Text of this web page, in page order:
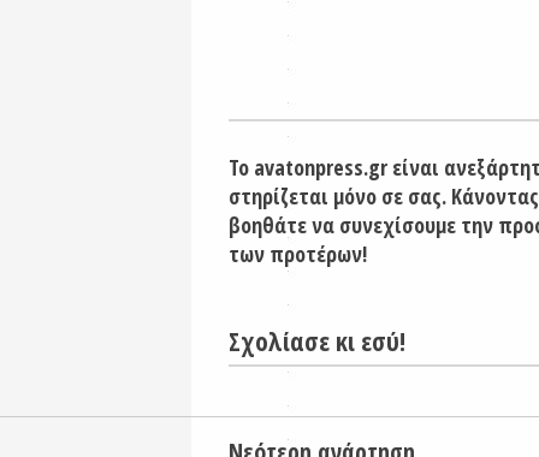
Το avatonpress.gr είναι
στηρίζεται μόνο σε σας.
βοηθάτε να συνεχίσουμε την
των προτέρων!
Σχολίασε κι εσύ!